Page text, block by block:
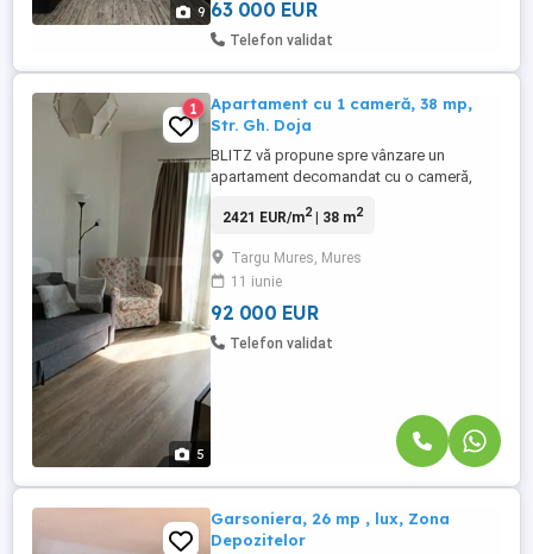
9 63 000 EUR
Telefon validat
5
1
Apartament cu 1 cameră, 38 mp,
Str. Gh. Doja
BLITZ vă propune spre vânzare un
apartament decomandat cu o cameră,
2019), construit la cele mai înalte
este ideală atât pentru rezidență, cât și
pentru investiție (închiriere imediată).
Localizare și facilități ...
2421 EUR/m2| 38 m2
Targu Mures, Mures
11 iunie
92 000 EUR
Telefon validat
Garsoniera, 26 mp , lux, Zona
Depozitelor